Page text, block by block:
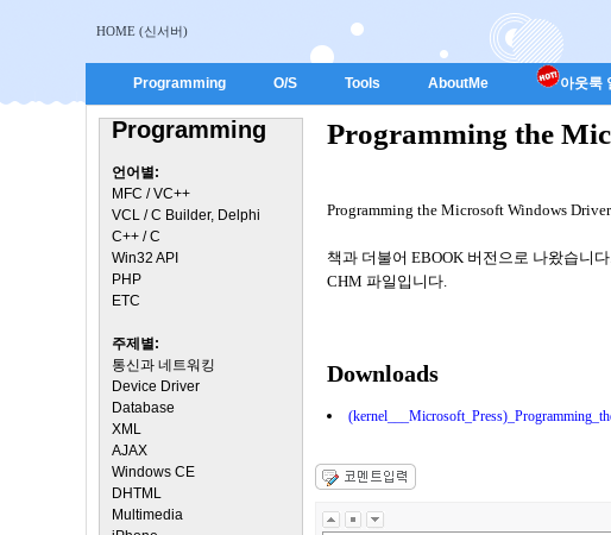
HOME (신서버)
Programming O/S Tools AboutMe 아웃룩
Programming
언어별:
MFC / VC++
VCL / C Builder, Delphi
C++ / C
Win32 API
PHP
ETC
주제별:
통신과 네트워킹
Device Driver
Database
XML
AJAX
Windows CE
DHTML
Multimedia
Programming the
Programming the Microsoft Windows
책과 더불어 EBOOK 버전으로 나왔습니
CHM 파일입니다.
Downloads